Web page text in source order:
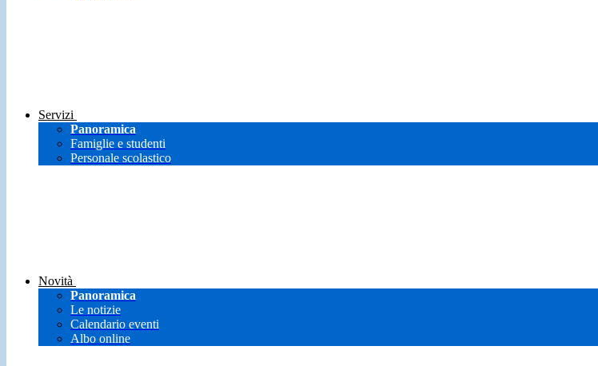
Servizi
Panoramica
Famiglie e studenti
Personale scolastico
Novità
Panoramica
Le notizie
Calendario eventi
Albo online